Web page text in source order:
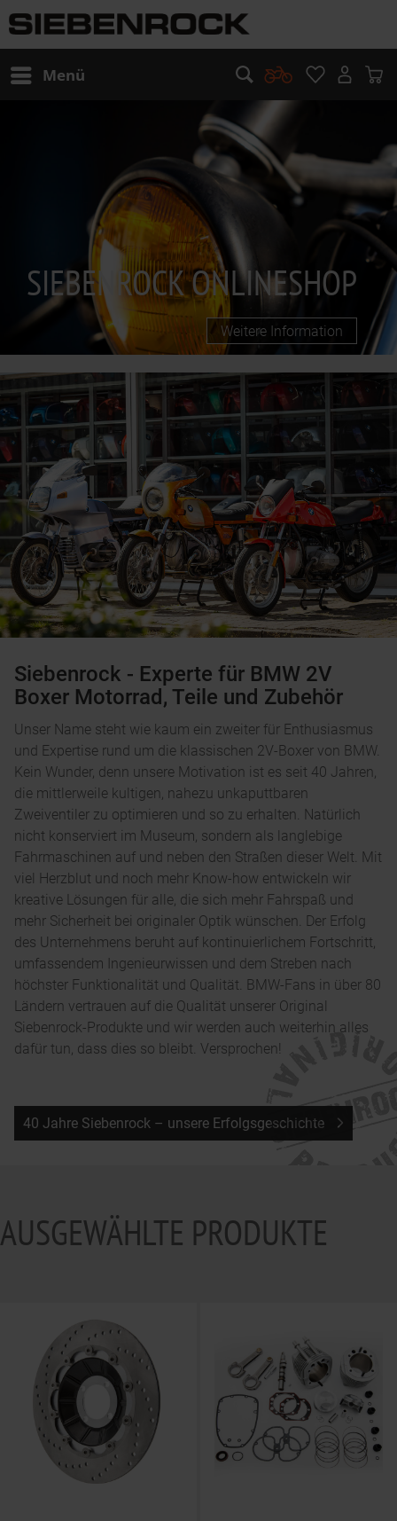
Menü
SIEBENROCK ONLINESHOP
Weitere Information
Siebenrock - Experte für BMW 2V
Boxer Motorrad, Teile und Zubehör
Unser Name steht wie kaum ein zweiter für Enthusiasmus
und Expertise rund um die klassischen 2V-Boxer von BMW.
Kein Wunder, denn unsere Motivation ist es seit 40 Jahren,
die mittlerweile kultigen, nahezu unkaputtbaren
Zweiventiler zu optimieren und so zu erhalten. Natürlich
nicht konserviert im Museum, sondern als langlebige
Fahrmaschinen auf und neben den Straßen dieser Welt. Mit
viel Herzblut und noch mehr Know-how entwickeln wir
kreative Lösungen für alle, die sich mehr Fahrspaß und
mehr Sicherheit bei originaler Optik wünschen. Der Erfolg
des Unternehmens beruht auf kontinuierlichem Fortschritt,
umfassendem Ingenieurwissen und dem Streben nach
höchster Funktionalität und Qualität. BMW-Fans in über 80
Ländern vertrauen auf die Qualität unserer Original
Siebenrock-Produkte und wir werden auch weiterhin alles
dafür tun, dass dies so bleibt. Versprochen!
40 Jahre Siebenrock – unsere Erfolgsgeschichte
AUSGEWÄHLTE PRODUKTE